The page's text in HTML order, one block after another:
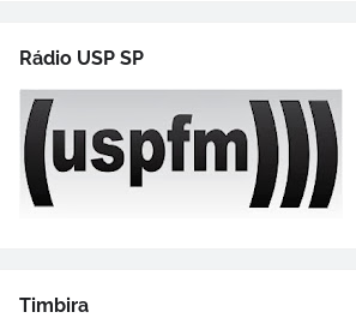
Rádio USP SP
Timbira